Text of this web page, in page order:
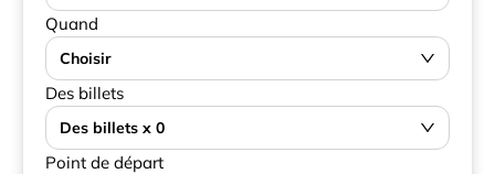
Quand
Choisir
Des billets
Des billets x 0
Point de départ